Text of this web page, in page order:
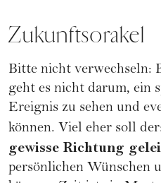
Zukunftsorakel
Bitte nicht verwechseln:
geht es nicht darum, ein
Ereignis zu sehen und
können. Viel eher soll
gewisse Richtung
persönlichen Wünschen